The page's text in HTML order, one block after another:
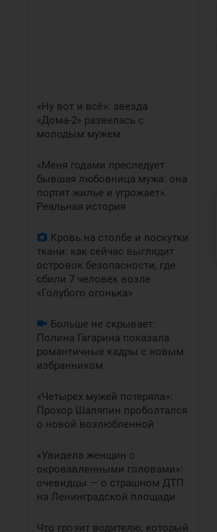
«Ну вот и всё»: звезда
«Дома-2» развелась с
молодым мужем
«Меня годами преследует
бывшая любовница мужа: она
портит жилье и угрожает».
Реальная история
Кровь на столбе и лоскутки
ткани: как сейчас выглядит
островок безопасности, где
сбили 7 человек возле
«Голубого огонька»
Больше не скрывает:
Полина Гагарина показала
романтичные кадры с новым
избранником
«Четырех мужей потеряла»:
Прохор Шаляпин проболтался
о новой возлюбленной
«Увидела женщин с
окровавленными головами»:
очевидцы — о страшном ДТП
на Ленинградской площади
Что грозит водителю, который